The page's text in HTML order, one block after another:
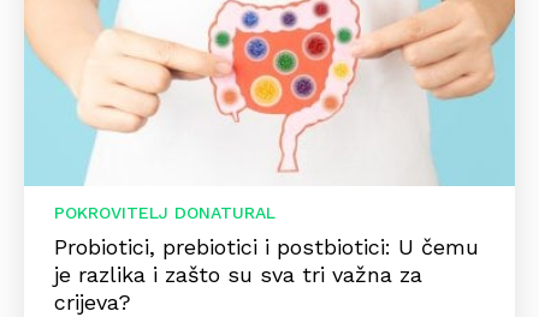
POKROVITELJ DONATURAL
Probiotici, prebiotici i postbiotici: U čemu
je razlika i zašto su sva tri važna za
crijeva?